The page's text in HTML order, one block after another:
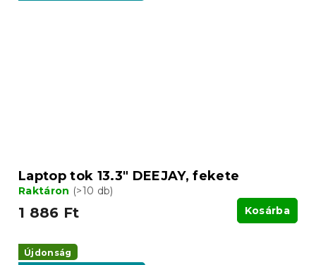
Laptop tok 13.3" DEEJAY, fekete
Raktáron (>10 db)
1 886 Ft Kosárba
Újdonság